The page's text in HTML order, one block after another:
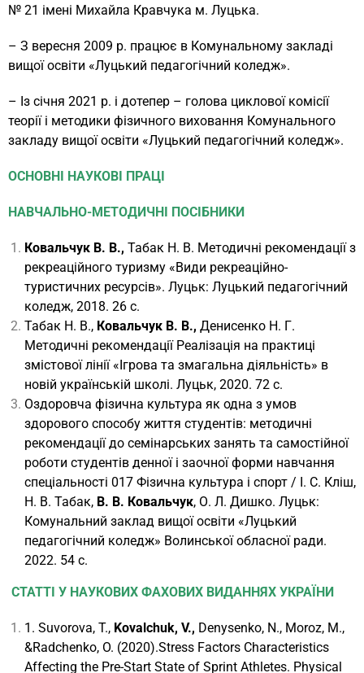
№ 21 імені Михайла Кравчука м. Луцька.
– З вересня 2009 р. працює в Комунальному закладі
вищої освіти «Луцький педагогічний коледж».
– Із січня 2021 р. і дотепер – голова циклової комісії
теорії і методики фізичного виховання Комунального
закладу вищої освіти «Луцький педагогічний коледж».
ОСНОВНІ НАУКОВІ ПРАЦІ
НАВЧАЛЬНО-МЕТОДИЧНІ ПОСІБНИКИ
Ковальчук В. В., Табак Н. В. Методичні рекомендації з
рекреаційного туризму «Види рекреаційно-
туристичних ресурсів». Луцьк: Луцький педагогічний
коледж, 2018. 26 с.
Табак Н. В., Ковальчук В. В., Денисенко Н. Г.
Методичні рекомендації Реалізація на практиці
змістової лінії «Ігрова та змагальна діяльність» в
новій українській школі. Луцьк, 2020. 72 с.
Оздоровча фізична культура як одна з умов
здорового способу життя студентів: методичні
рекомендації до семінарських занять та самостійної
роботи студентів денної і заочної форми навчання
спеціальності 017 Фізична культура і спорт / І. С. Кліш,
Н. В. Табак, В. В. Ковальчук, О. Л. Дишко. Луцьк:
Комунальний заклад вищої освіти «Луцький
педагогічний коледж» Волинської обласної ради.
2022. 54 с.
СТАТТІ У НАУКОВИХ ФАХОВИХ ВИДАННЯХ УКРАЇНИ
1. Suvorova, T., Kovalchuk, V., Denysenko, N., Moroz, M.,
&Radchenko, O. (2020).Stress Factors Characteristics
Affecting the Pre-Start State of Sprint Athletes. Physical